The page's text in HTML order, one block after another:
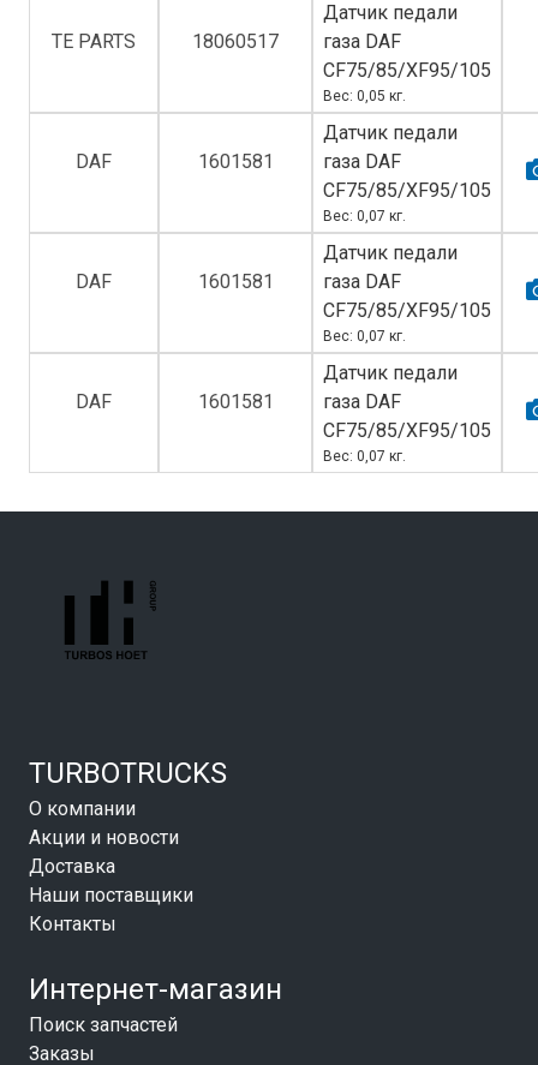
TE PARTS 18060517
Датчик педали
газа DAF
CF75/85/XF95/105
Вес: 0,05 кг.
DAF 1601581
Датчик педали
газа DAF
CF75/85/XF95/105
Вес: 0,07 кг.
DAF 1601581
Датчик педали
газа DAF
CF75/85/XF95/105
Вес: 0,07 кг.
DAF 1601581
Датчик педали
газа DAF
CF75/85/XF95/105
Вес: 0,07 кг.
TURBOTRUCKS
О компании
Акции и новости
Доставка
Наши поставщики
Контакты
Интернет-магазин
Поиск запчастей
Заказы